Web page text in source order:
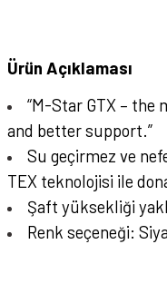
Ürün Açıklaması
“M-Star GTX – the
and better support.”
Su geçirmez ve
TEX teknolojisi ile
Şaft yüksekliği
Renk seçeneği: